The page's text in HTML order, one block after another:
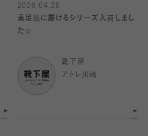
2026.04.28
素足風に履けるシリーズ入荷しまし
た☆
靴下屋
アトレ川崎